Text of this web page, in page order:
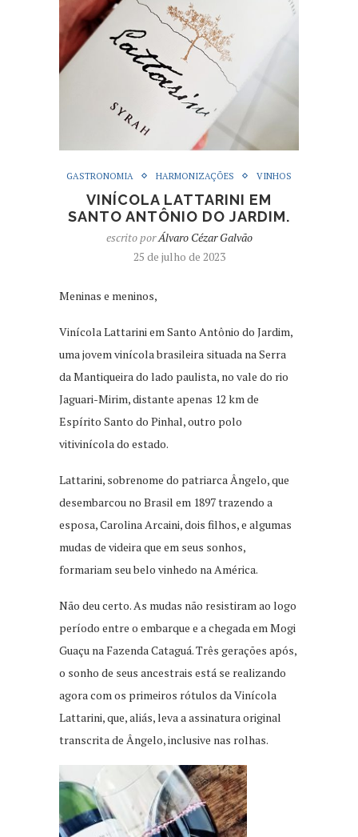
GASTRONOMIA HARMONIZAÇÕES VINHOS
VINÍCOLA LATTARINI EM
SANTO ANTÔNIO DO JARDIM.
escrito porÁlvaro Cézar Galvão
25 de julho de 2023
Meninas e meninos,
Vinícola Lattarini em Santo Antônio do Jardim,
uma jovem vinícola brasileira situada na Serra
da Mantiqueira do lado paulista, no vale do rio
Jaguari-Mirim, distante apenas 12 km de
Espírito Santo do Pinhal, outro polo
vitivinícola do estado.
Lattarini, sobrenome do patriarca Ângelo, que
desembarcou no Brasil em 1897 trazendo a
esposa, Carolina Arcaini, dois filhos, e algumas
mudas de videira que em seus sonhos,
formariam seu belo vinhedo na América.
Não deu certo. As mudas não resistiram ao logo
período entre o embarque e a chegada em Mogi
Guaçu na Fazenda Cataguá. Três gerações após,
o sonho de seus ancestrais está se realizando
agora com os primeiros rótulos da Vinícola
Lattarini, que, aliás, leva a assinatura original
transcrita de Ângelo, inclusive nas rolhas.